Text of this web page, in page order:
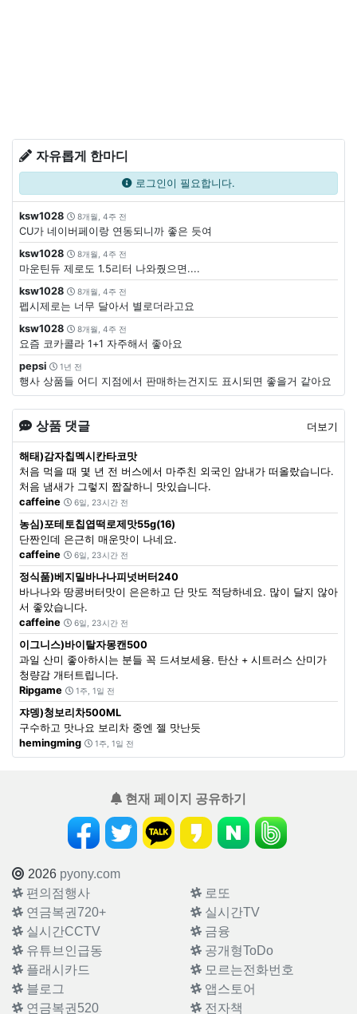
자유롭게 한마디
로그인이 필요합니다.
ksw1028 8개월, 4주 전
CU가 네이버페이랑 연동되니까 좋은 듯여
ksw1028
8개월, 4주 전
마운틴듀 제로도 1.5리터 나와줬으면....
ksw1028
8개월, 4주 전
펩시제로는 너무 달아서 별로더라고요
ksw1028
8개월, 4주 전
요즘 코카콜라 1+1 자주해서 좋아요
pepsi
1년 전
행사 상품들 어디 지점에서 판매하는건지도 표시되면 좋을거 같아요
상품 댓글 더보기
해태)감자칩멕시칸타코맛
처음 먹을 때 몇 년 전 버스에서 마주친 외국인 암내가 떠올랐습니다.
처음 냄새가 그렇지 짭잘하니 맛있습니다.
caffeine
6일, 23시간 전
농심)포테토칩엽떡로제맛55g(16)
단짠인데 은근히 매운맛이 나네요.
caffeine
6일, 23시간 전
정식품)베지밀바나나피넛버터240
바나나와 땅콩버터맛이 은은하고 단 맛도 적당하네요. 많이 달지 않아
서 좋았습니다.
caffeine
6일, 23시간 전
이그니스)바이탈자몽캔500
과일 산미 좋아하시는 분들 꼭 드셔보세용. 탄산 + 시트러스 산미가
청량감 개터트립니다.
Ripgame
1주, 1일 전
쟈뎅)청보리차500ML
구수하고 맛나요 보리차 중엔 젤 맛난듯
hemingming
1주, 1일 전
현재 페이지 공유하기
2026 pyony.com
편의점행사
로또
연금복권720+
실시간TV
실시간CCTV
금융
유튜브인급동
공개형ToDo
플래시카드
모르는전화번호
블로그
앱스토어
연금복권520
전자책